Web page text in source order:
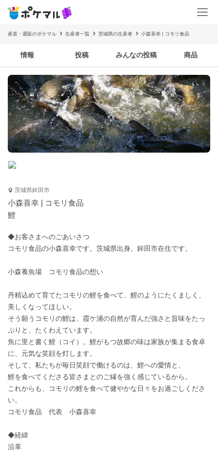
産直・通販のポケマル 生産者一覧 茨城県の生産者 小森喜幸 | コモリ食品
情報 投稿 みんなの投稿 商品
茨城県鉾田市
小森喜幸 | コモリ食品
鯉
◆お客さまへのごあいさつ
コモリ食品の小森喜幸です。茨城県出身。鉾田市在住です。
小森養魚場　コモリ食品の想い
丹精込めて育てたコモリの鯉を食べて、鯉のようにたくましく、
美しくなってほしい。
そう願うコモリの鯉は、霞ケ浦の自然が育んだ強さと旨味をたっ
ぷりと、たくわえています。
魚に里と書く鯉（コイ）。鯉がもつ故郷の味は家族が集まる食卓
に、元気な笑顔を灯します。
そして、私たちが毎日笑顔で働けるのは、鯉への愛情と、
鯉を食べてくださる皆さまとのご縁を強く感じているから。
これからも、コモリの鯉を食べて健やかな日々をお過ごしくださ
い。
コモリ食品　代表　小森喜幸
◆経緯
沿革